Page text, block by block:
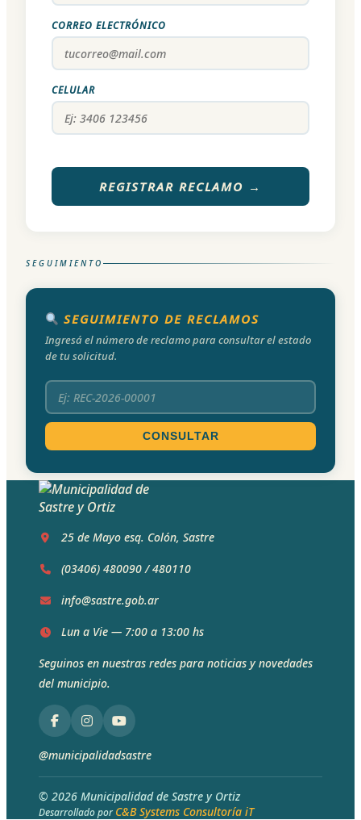
CORREO ELECTRÓNICO
CELULAR
REGISTRAR RECLAMO →
SEGUIMIENTO
SEGUIMIENTO DE RECLAMOS
Ingresá el número de reclamo para consultar el estado
de tu solicitud.
CONSULTAR
25 de Mayo esq. Colón, Sastre
(03406) 480090/480110
info@sastre.gob.ar
Lun a Vie — 7:00 a 13:00 hs
Seguinos en nuestras redes para noticias y novedades
del municipio.
@municipalidadsastre
© 2026 Municipalidad de Sastre y Ortiz
Desarrollado por C&B Systems Consultoría iT